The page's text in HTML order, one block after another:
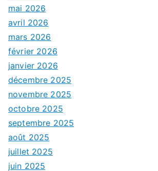
mai 2026
avril 2026
mars 2026
février 2026
janvier 2026
décembre 2025
novembre 2025
octobre 2025
septembre 2025
août 2025
juillet 2025
juin 2025